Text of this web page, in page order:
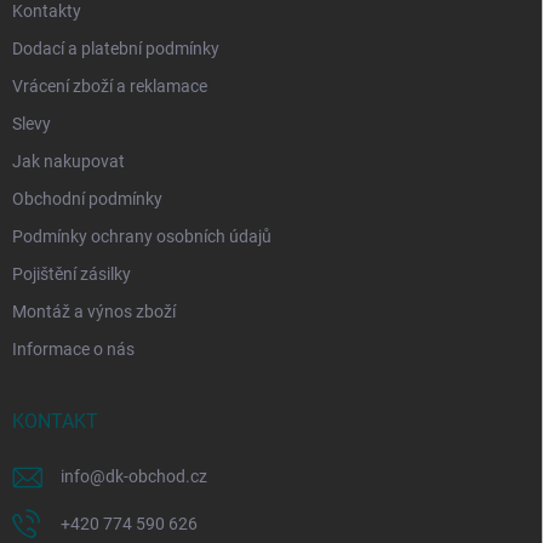
Kontakty
Dodací a platební podmínky
Vrácení zboží a reklamace
Slevy
Jak nakupovat
Obchodní podmínky
Podmínky ochrany osobních údajů
Pojištění zásilky
Montáž a výnos zboží
Informace o nás
KONTAKT
info@dk-obchod.cz
+420 774 590 626